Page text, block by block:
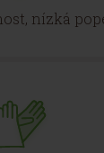
nízká